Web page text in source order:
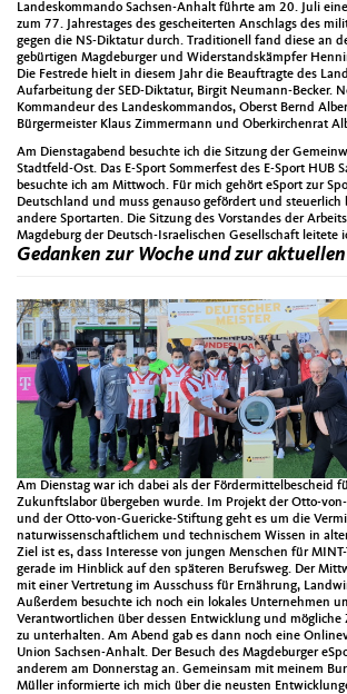
Landeskommando Sachsen-Anhalt führte am 20. Juli
zum 77. Jahrestages des gescheiterten Anschlags des
gegen die NS-Diktatur durch. Traditionell fand diese an
gebürtigen Magdeburger und Widerstandskämpfer
Die Festrede hielt in diesem Jahr die Beauftragte des
Aufarbeitung der SED-Diktatur, Birgit Neumann-Becker.
Kommandeur des Landeskommandos, Oberst Bernd
Bürgermeister Klaus Zimmermann und Oberkirchenrat
Am Dienstagabend besuchte ich die Sitzung der
Stadtfeld-Ost. Das E-Sport Sommerfest des E-Sport HUB
besuchte ich am Mittwoch. Für mich gehört eSport zur
Deutschland und muss genauso gefördert und
andere Sportarten. Die Sitzung des Vorstandes der
Magdeburg der Deutsch-Israelischen Gesellschaft leitete
Gedanken zur Woche und zur aktuellen
Am Dienstag war ich dabei als der Fördermittelbescheid
Zukunftslabor übergeben wurde. Im Projekt der Otto-
und der Otto-von-Guericke-Stiftung geht es um die
naturwissenschaftlichem und technischem Wissen in
Ziel ist es, dass Interesse von jungen Menschen für
gerade im Hinblick auf den späteren Berufsweg. Der
mit einer Vertretung im Ausschuss für Ernährung,
Außerdem besuchte ich noch ein lokales Unternehmen
Verantwortlichen über dessen Entwicklung und
zu unterhalten. Am Abend gab es dann noch eine
Union Sachsen-Anhalt. Der Besuch des Magdeburger
anderem am Donnerstag an. Gemeinsam mit meinem
Müller informierte ich mich über die neusten